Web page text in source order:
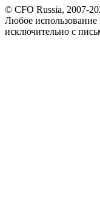
© CFO Russia, 2007-
Любое использование
исключительно с